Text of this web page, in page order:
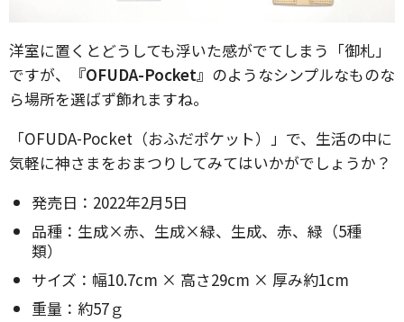
洋室に置くとどうしても浮いた感がでてしまう「御札」
ですが、
『OFUDA-Pocket』 のようなシンプルなものな
ら場所を選ばず飾れますね。
「OFUDA-Pocket（おふだポケット）」で、生活の中に
気軽に神さまをおまつりしてみてはいかがでしょうか？
発売日：2022年2月5日
品種：生成×赤、生成×緑、生成、赤、緑（5種
類）
サイズ：幅10.7cm × 高さ29cm × 厚み約1cm
重量：約57ｇ